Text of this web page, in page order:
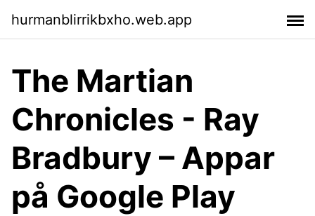
hurmanblirrikbxho.web.app
The Martian
Chronicles - Ray
Bradbury – Appar
på Google Play